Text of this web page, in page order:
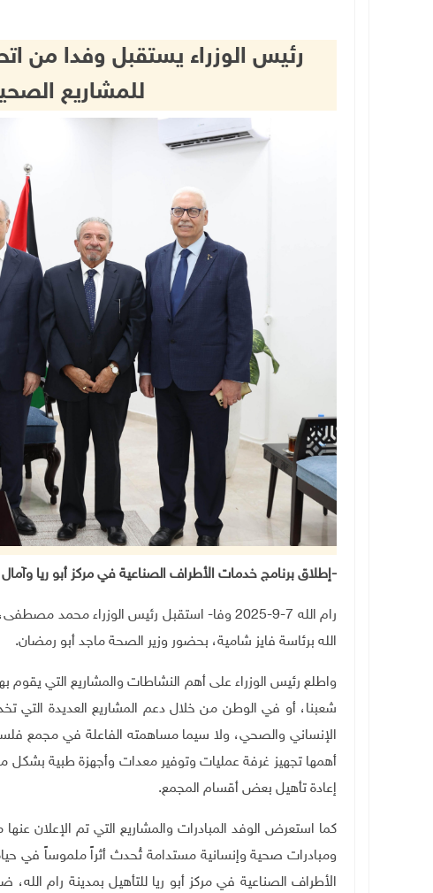
رئيس الوزراء يستقبل وفدا من
للمشاريع
-إطلاق برنامج خدمات الأطراف الصناعية في مركز أبو ريا
رام الله 7-9-2025 وفا- استقبل رئيس الوزراء
الله برئاسة فايز شامية، بحضور وزير الصحة ماجد أبو رمضان.
واطلع رئيس الوزراء على أهم النشاطات والمشاريع التي يقوم
شعبنا، أو في الوطن من خلال دعم المشاريع العديدة التي
الإنساني والصحي، ولا سيما مساهمته الفاعلة في مجمع
أهمها تجهيز غرفة عمليات وتوفير معدات وأجهزة طبية بشكل
إعادة تأهيل بعض أقسام المجمع.
كما استعرض الوفد المبادرات والمشاريع التي تم الإعلان
ومبادرات صحية وإنسانية مستدامة تُحدث أثراً ملموساً في
الأطراف الصناعية في مركز أبو ريا للتأهيل بمدينة رام الله،